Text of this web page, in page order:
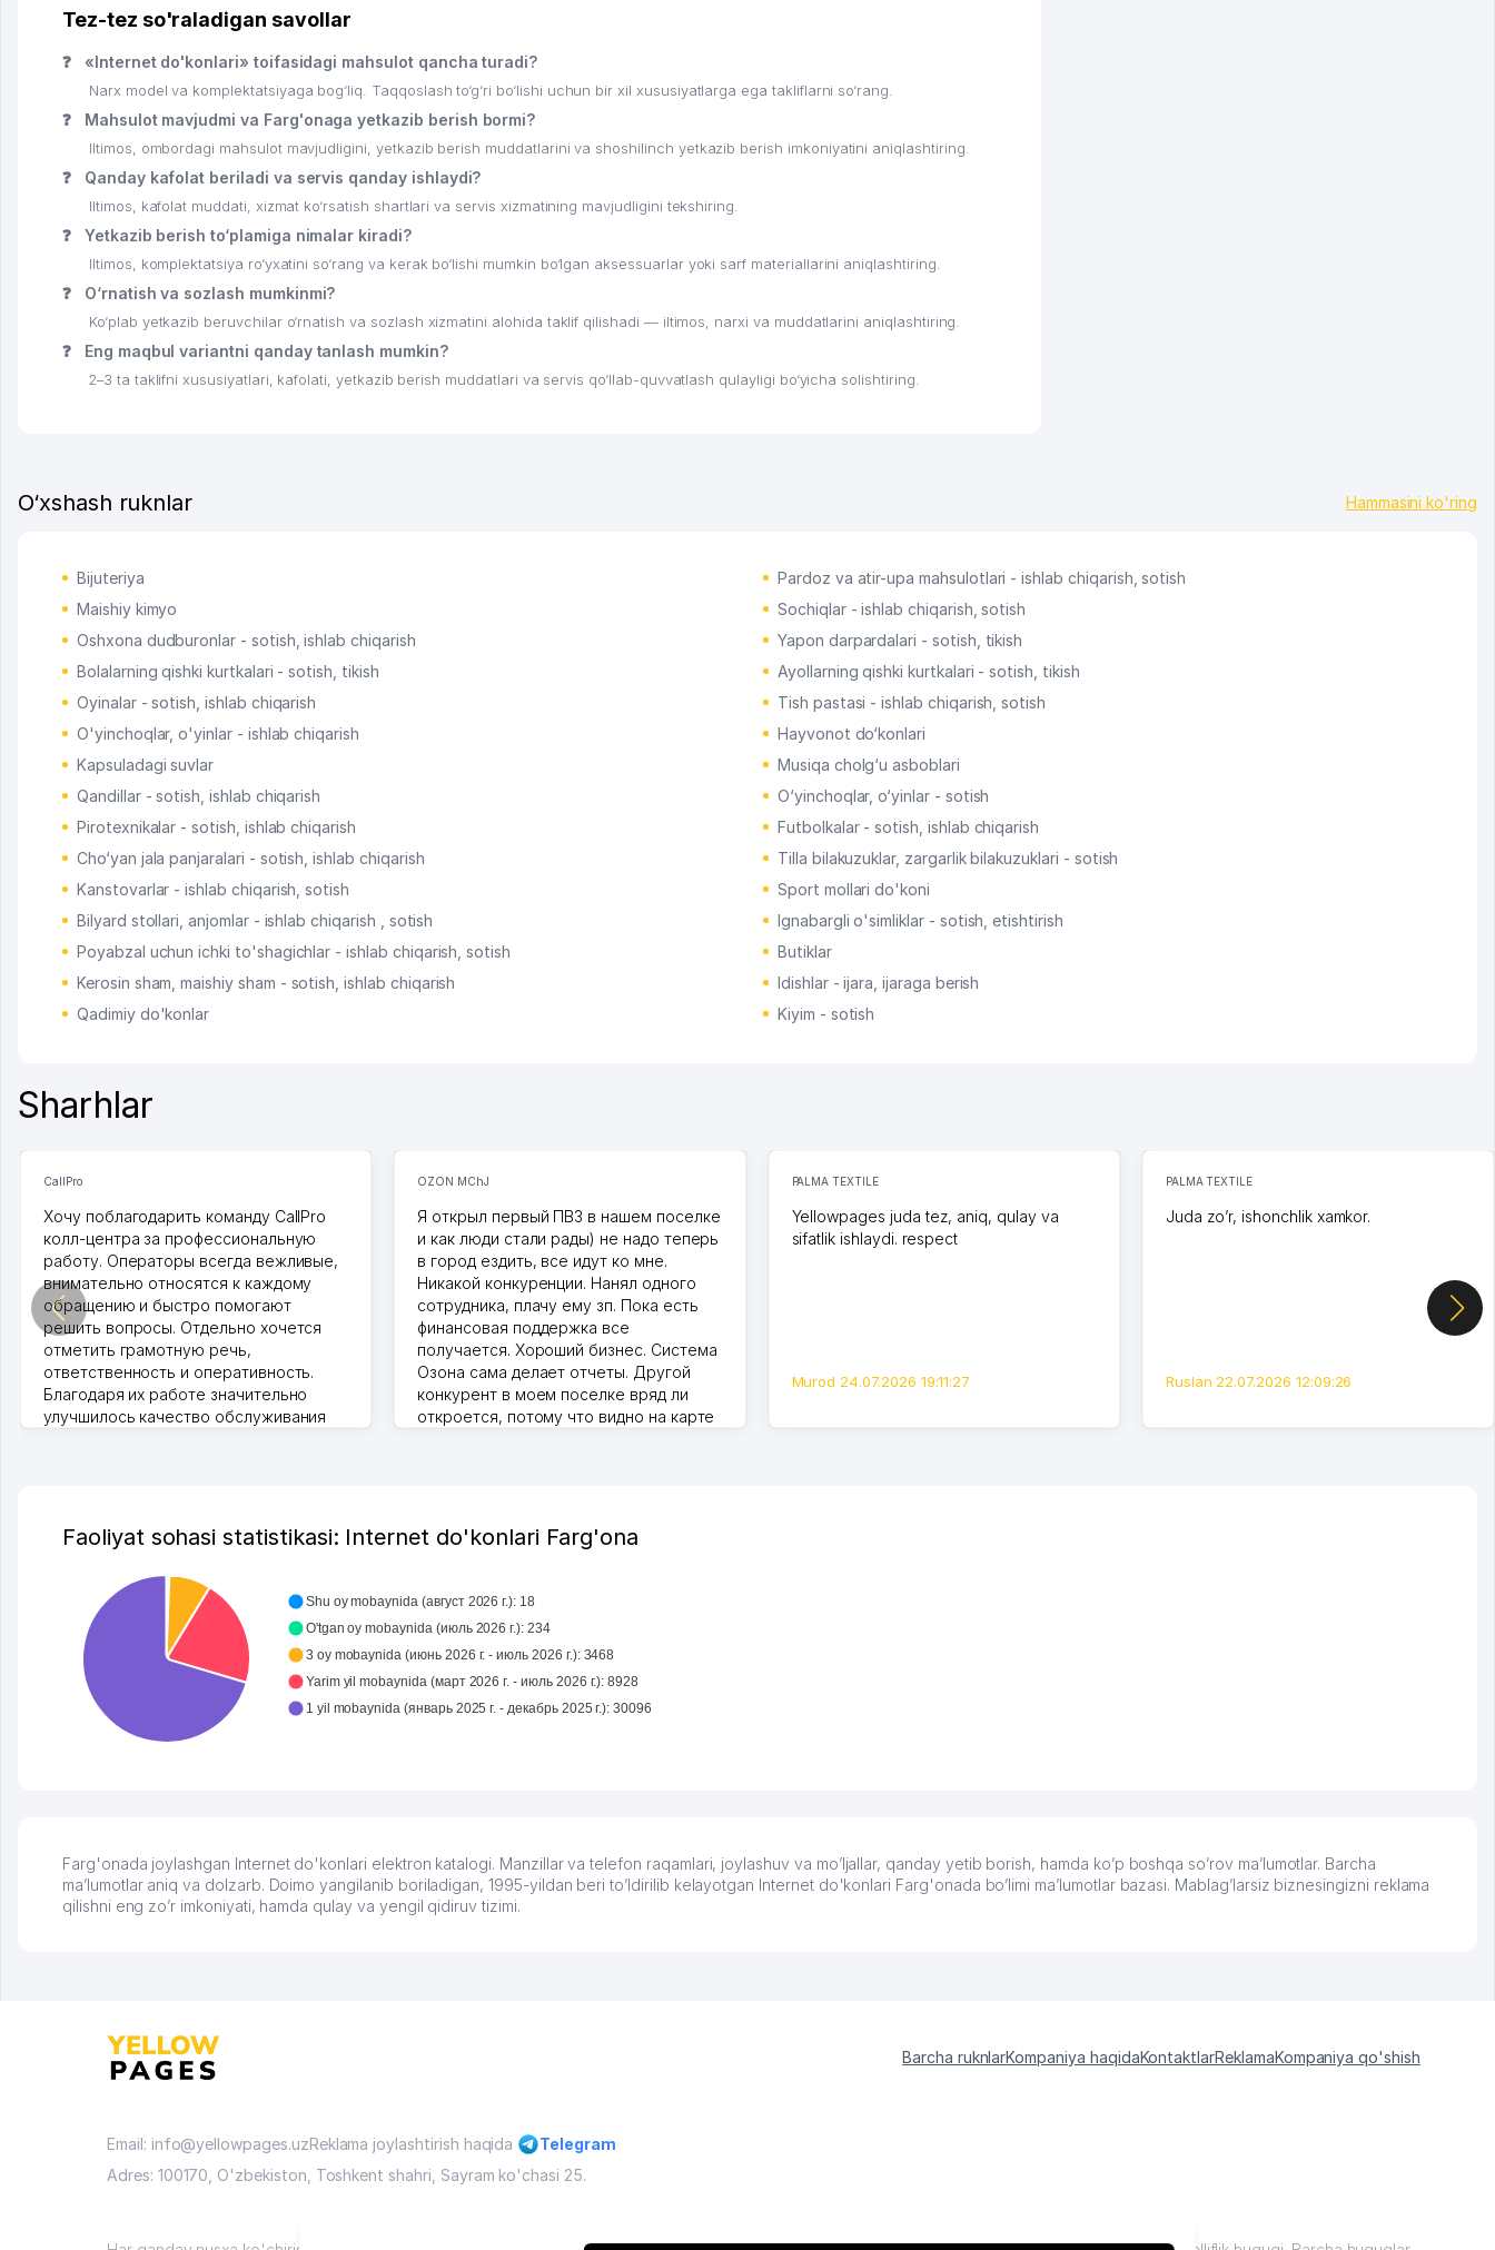
Tez-tez so'raladigan savollar
❓ «Internet do'konlari» toifasidagi mahsulot qancha turadi?
Narx model va komplektatsiyaga bog‘liq. Taqqoslash to‘g‘ri bo‘lishi uchun bir xil xususiyatlarga ega takliflarni so‘rang.
❓ Mahsulot mavjudmi va Farg'onaga yetkazib berish bormi?
Iltimos, ombordagi mahsulot mavjudligini, yetkazib berish muddatlarini va shoshilinch yetkazib berish imkoniyatini aniqlashtiring.
❓ Qanday kafolat beriladi va servis qanday ishlaydi?
Iltimos, kafolat muddati, xizmat ko‘rsatish shartlari va servis xizmatining mavjudligini tekshiring.
❓ Yetkazib berish to‘plamiga nimalar kiradi?
Iltimos, komplektatsiya ro‘yxatini so‘rang va kerak bo‘lishi mumkin bo‘lgan aksessuarlar yoki sarf materiallarini aniqlashtiring.
❓ O‘rnatish va sozlash mumkinmi?
Ko‘plab yetkazib beruvchilar o‘rnatish va sozlash xizmatini alohida taklif qilishadi — iltimos, narxi va muddatlarini aniqlashtiring.
❓ Eng maqbul variantni qanday tanlash mumkin?
2–3 ta taklifni xususiyatlari, kafolati, yetkazib berish muddatlari va servis qo‘llab-quvvatlash qulayligi bo‘yicha solishtiring.
O‘xshash ruknlar Hammasini ko'ring
Bijuteriya
Pardoz va atir-upa mahsulotlari - ishlab chiqarish, sotish
Maishiy kimyo
Sochiqlar - ishlab chiqarish, sotish
Oshxona dudburonlar - sotish, ishlab chiqarish
Yapon darpardalari - sotish, tikish
Bolalarning qishki kurtkalari - sotish, tikish
Ayollarning qishki kurtkalari - sotish, tikish
Oyinalar - sotish, ishlab chiqarish
Tish pastasi - ishlab chiqarish, sotish
O'yinchoqlar, o'yinlar - ishlab chiqarish
Hayvonot do‘konlari
Kapsuladagi suvlar
Musiqa cholg‘u asboblari
Qandillar - sotish, ishlab chiqarish
O‘yinchoqlar, o‘yinlar - sotish
Pirotexnikalar - sotish, ishlab chiqarish
Futbolkalar - sotish, ishlab chiqarish
Cho‘yan jala panjaralari - sotish, ishlab chiqarish
Tilla bilakuzuklar, zargarlik bilakuzuklari - sotish
Kanstovarlar - ishlab chiqarish, sotish
Sport mollari do'koni
Bilyard stollari, anjomlar - ishlab chiqarish , sotish
Ignabargli o'simliklar - sotish, etishtirish
Poyabzal uchun ichki to'shagichlar - ishlab chiqarish, sotish
Butiklar
Kerosin sham, maishiy sham - sotish, ishlab chiqarish
Idishlar - ijara, ijaraga berish
Qadimiy do'konlar
Kiyim - sotish
Sharhlar
CallPro
Хочу поблагодарить команду CallPro
колл-центра за профессиональную
работу. Операторы всегда вежливые,
внимательно относятся к каждому
обращению и быстро помогают
решить вопросы. Отдельно хочется
отметить грамотную речь,
ответственность и оперативность.
Благодаря их работе значительно
улучшилось качество обслуживания
OZON MChJ
Я открыл первый ПВЗ в нашем поселке
и как люди стали рады) не надо теперь
в город ездить, все идут ко мне.
Никакой конкуренции. Нанял одного
сотрудника, плачу ему зп. Пока есть
финансовая поддержка все
получается. Хороший бизнес. Система
Озона сама делает отчеты. Другой
конкурент в моем поселке вряд ли
откроется, потому что видно на карте
PALMA TEXTILE
Yellowpages juda tez, aniq, qulay va
sifatlik ishlaydi. respect
Murod 24.07.2026 19:11:27
PALMA TEXTILE
Juda zo’r, ishonchlik xamkor.
Ruslan 22.07.2026 12:09:26
Faoliyat sohasi statistikasi: Internet do'konlari Farg'ona
Shu oy mobaynida (август 2026 г.): 18
O'tgan oy mobaynida (июль 2026 г.): 234
3 oy mobaynida (июнь 2026 г. - июль 2026 г.): 3468
Yarim yil mobaynida (март 2026 г. - июль 2026 г.): 8928
1 yil mobaynida (январь 2025 г. - декабрь 2025 г.): 30096
Farg'onada joylashgan Internet do'konlari elektron katalogi. Manzillar va telefon raqamlari, joylashuv va mo’ljallar, qanday yetib borish, hamda ko’p boshqa so’rov ma’lumotlar. Barcha
ma’lumotlar aniq va dolzarb. Doimo yangilanib boriladigan, 1995-yildan beri to’ldirilib kelayotgan Internet do'konlari Farg'onada bo’limi ma’lumotlar bazasi. Mablag’larsiz biznesingizni reklama
qilishni eng zo’r imkoniyati, hamda qulay va yengil qidiruv tizimi.
Barcha ruknlarKompaniya haqidaKontaktlarReklamaKompaniya qo'shish
Email: info@yellowpages.uzReklama joylashtirish haqida
Telegram
Adres: 100170, O'zbekiston, Toshkent shahri, Sayram ko'chasi 25.